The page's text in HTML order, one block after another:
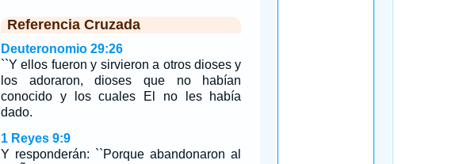
Referencia Cruzada
Deuteronomio 29:26
``Y ellos fueron y sirvieron a otros dioses y
los adoraron, dioses que no habían
conocido y los cuales El no les había
dado.
1 Reyes 9:9
Y responderán: ``Porque abandonaron al